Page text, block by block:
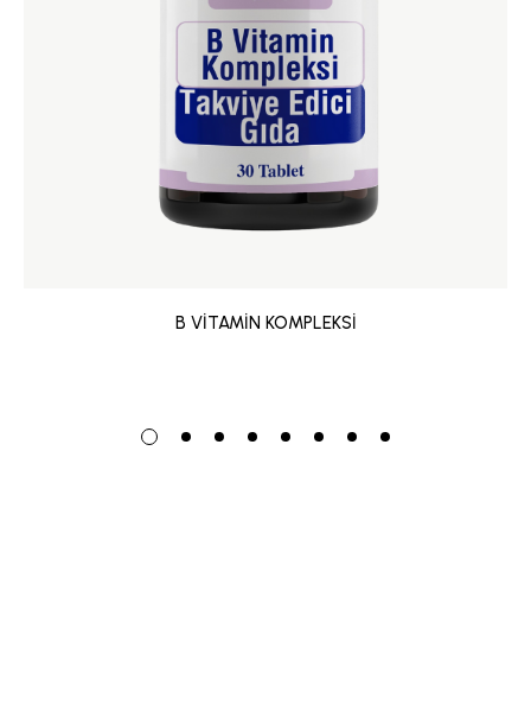
B VİTAMİN KOMPLEKSİ